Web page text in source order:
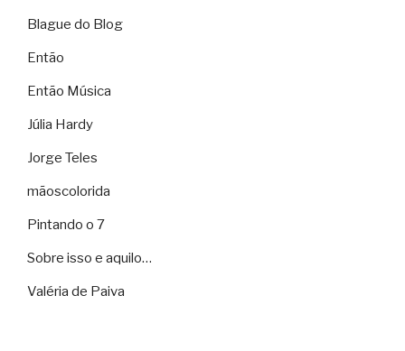
Blague do Blog
Então
Então Música
Júlia Hardy
Jorge Teles
mãoscolorida
Pintando o 7
Sobre isso e aquilo…
Valéria de Paiva